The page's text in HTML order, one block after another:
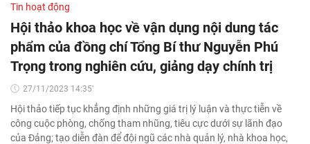
Tin hoạt động
Hội thảo khoa học về vận dụng nội dung tác
phẩm của đồng chí Tổng Bí thư Nguyễn Phú
Trọng trong nghiên cứu, giảng dạy chính trị
27/11/2023 14:35'
Hội thảo tiếp tục khẳng định những giá trị lý luận và thực tiễn về
công cuộc phòng, chống tham nhũng, tiêu cực dưới sự lãnh đạo
của Đảng; tạo diễn đàn để đội ngũ các nhà quản lý, nhà khoa học,